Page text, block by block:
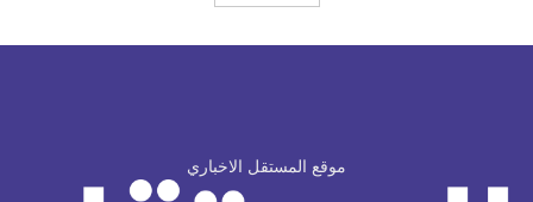
موقع المستقل الاخباري